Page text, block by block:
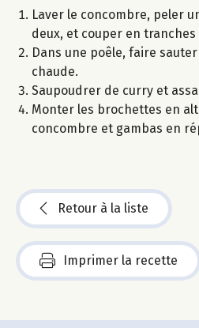
Laver le concombre, peler
deux, et couper en tranches
Dans une poêle, faire
chaude.
Saupoudrer de curry et
Monter les brochettes en
concombre et gambas en
Retour à la liste
Imprimer la recette